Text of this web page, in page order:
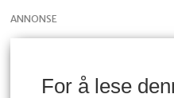
ANNONSE
For å lese